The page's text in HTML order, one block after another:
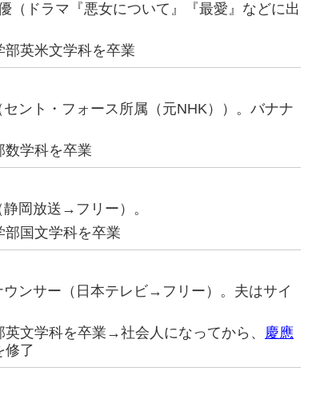
（ドラマ『悪女について』『最愛』などに出
部英米文学科を卒業
ント・フォース所属（元NHK））。バナナ
数学科を卒業
岡放送→フリー）。
部国文学科を卒業
ンサー（日本テレビ→フリー）。夫はサイ
英文学科を卒業→社会人になってから、 慶應
修了